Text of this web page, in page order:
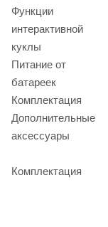
Функции
интерактивной
куклы
Питание от
батареек
Комплектация
Дополнительные
аксессуары
Комплектация